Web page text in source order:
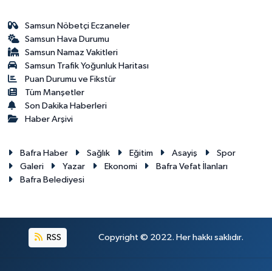
Samsun Nöbetçi Eczaneler
Samsun Hava Durumu
Samsun Namaz Vakitleri
Samsun Trafik Yoğunluk Haritası
Puan Durumu ve Fikstür
Tüm Manşetler
Son Dakika Haberleri
Haber Arşivi
Bafra Haber Sağlık Eğitim Asayiş
Spor
Galeri
Yazar Ekonomi
Bafra Vefat İlanları
Bafra Belediyesi
RSS Copyright © 2022. Her hakkı saklıdır.